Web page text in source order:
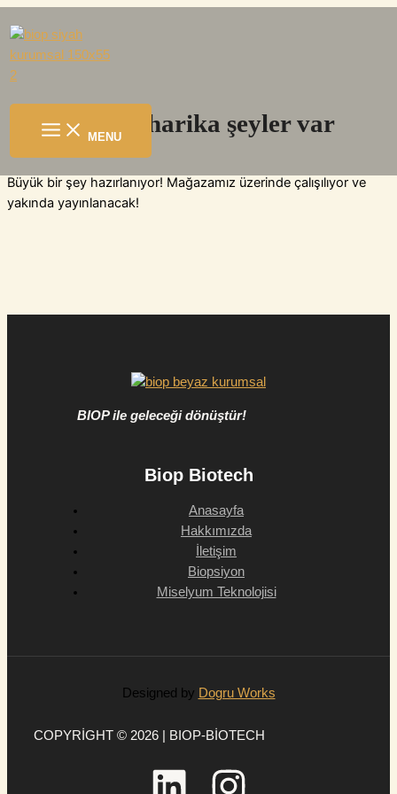
İçeriğe
atla
MENU
Ufukta harika şeyler var
Büyük bir şey hazırlanıyor! Mağazamız üzerinde çalışılıyor ve
yakında yayınlanacak!
BIOP ile geleceği dönüştür!
Biop Biotech
Anasayfa
Hakkımızda
İletişim
Biopsiyon
Miselyum Teknolojisi
Designed by Dogru Works
COPYRIGHT © 2026 | BIOP-BIOTECH